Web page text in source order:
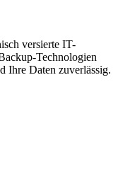
versierte IT-
Technologien
Ihre Daten zuverlässig.